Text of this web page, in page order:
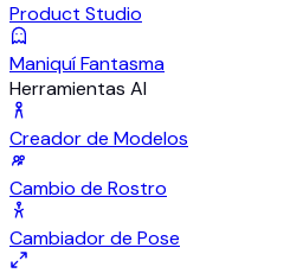
Product Studio
Maniquí Fantasma
Herramientas AI
Creador de Modelos
Cambio de Rostro
Cambiador de Pose